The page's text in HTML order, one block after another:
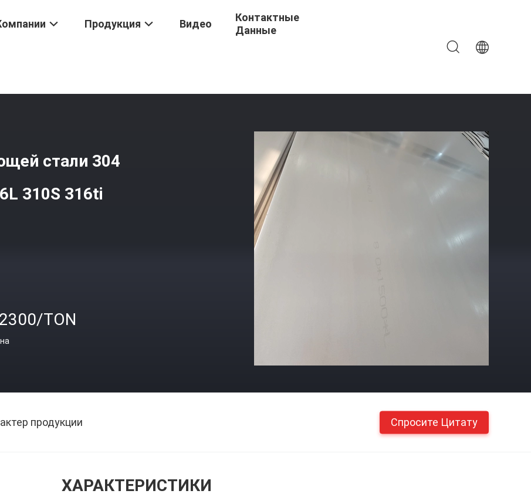
Продукция Видео
Контактные
Данные
стали 304
310S 316ti
TON
продукции Спросите Цитату
ХАРАКТЕРИСТИКИ